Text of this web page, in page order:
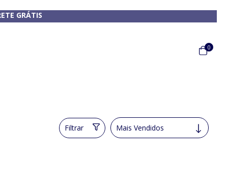
GRÁTIS
0
Filtrar